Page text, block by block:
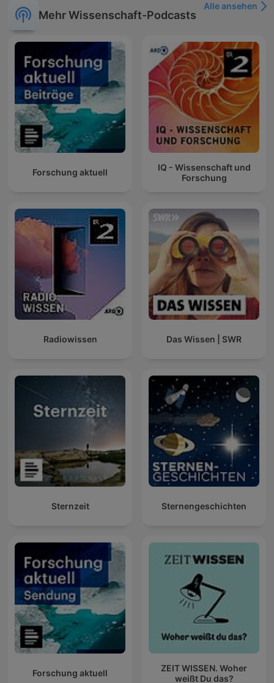
Mehr Wissenschaft-Podcasts
Alle ansehen
Forschung aktuell
IQ - Wissenschaft und
Forschung
Radiowissen Das Wissen | SWR
Sternzeit Sternengeschichten
Forschung aktuell
ZEIT WISSEN. Woher
weißt Du das?